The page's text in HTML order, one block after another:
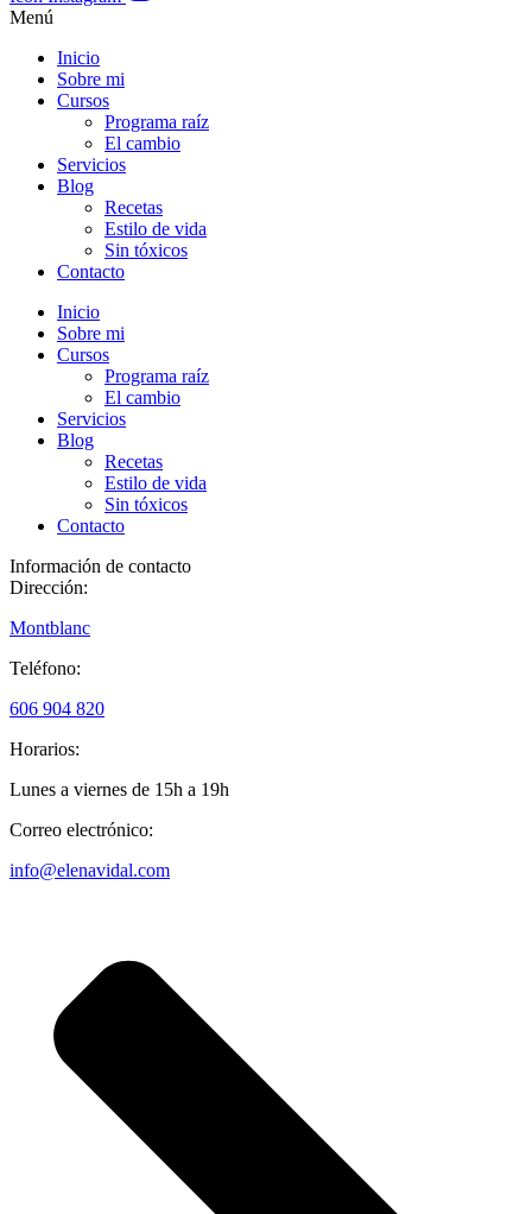
Menú
Inicio
Sobre mi
Cursos
Programa raíz
El cambio
Servicios
Blog
Recetas
Estilo de vida
Sin tóxicos
Contacto
Inicio
Sobre mi
Cursos
Programa raíz
El cambio
Servicios
Blog
Recetas
Estilo de vida
Sin tóxicos
Contacto
Información de contacto
Dirección:
Montblanc
Teléfono:
606 904 820
Horarios:
Lunes a viernes de 15h a 19h
Correo electrónico:
info@elenavidal.com